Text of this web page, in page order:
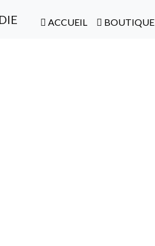
ACCUEIL BOUTIQUE